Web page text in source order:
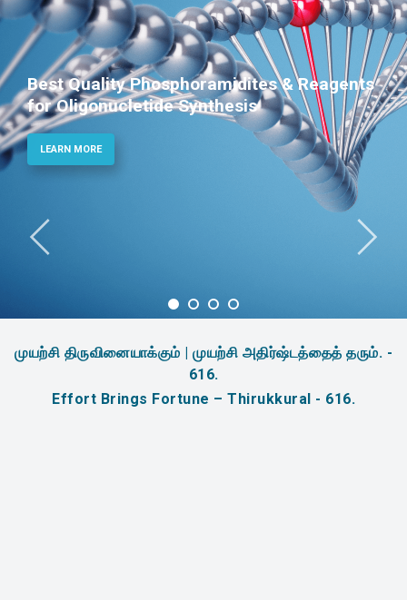
Phosphoramidites for
Therapeutic Applications
முயற்சி திருவினையாக்கும் | முயற்சி அதிர்ஷ்டத்தைத் தரும். -
616.
Effort Brings Fortune – Thirukkural - 616.